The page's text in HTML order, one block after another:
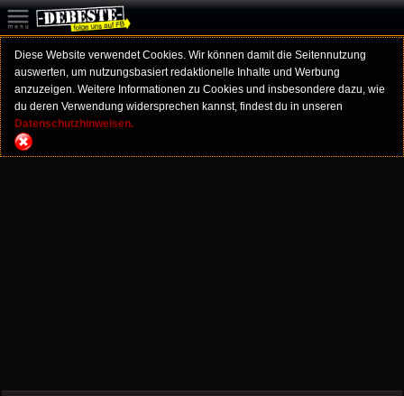
Diese Website verwendet Cookies. Wir können damit die Seitennutzung
auswerten, um nutzungsbasiert redaktionelle Inhalte und Werbung
anzuzeigen. Weitere Informationen zu Cookies und insbesondere dazu, wie
du deren Verwendung widersprechen kannst, findest du in unseren
Datenschutzhinweisen.